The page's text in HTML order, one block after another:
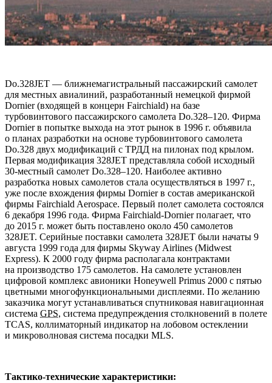
Do.328JET — ближнемагистральный пассажирский самолет
для местных авиалиний, разработанный немецкой фирмой
Dornier (входящей в концерн Fairchiald) на базе
турбовинтового пассажирского самолета Do.328–120. Фирма
Dornier в попытке выхода на этот рынок в 1996 г. объявила
о планах разработки на основе турбовинтового самолета
Do.328 двух модификаций с ТРДД на пилонах под крылом.
Первая модификация 328JET представляла собой исходный
30-местный самолет Do.328–120. Наиболее активно
разработка новых самолетов стала осуществляться в 1997 г.,
уже после вхождения фирмы Dornier в состав американской
фирмы Fairchiald Aerospace. Первый полет самолета состоялся
6 декабря 1996 года. Фирма Fairchiald-Dornier полагает, что
до 2015 г. может быть поставлено около 450 самолетов
328JET. Серийные поставки самолета 328JET были начаты 9
августа 1999 года для фирмы Skyway Airlines (Midwest
Express). К 2000 году фирма располагала контрактами
на производство 175 самолетов. На самолете установлен
цифровой комплекс авионики Honeywell Primus 2000 с пятью
цветными многофункциональными дисплеями. По желанию
заказчика могут устанавливаться спутниковая навигационная
система GPS, система предупреждения столкновений в полете
TCAS, коллиматорный индикатор на лобовом остеклении
и микроволновая система посадки MLS.
Тактико-технические характеристики: